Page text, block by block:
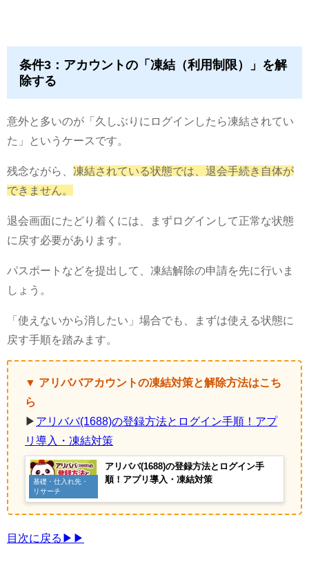
条件3：アカウントの「凍結（利用制限）」を解
除する
意外と多いのが「久しぶりにログインしたら凍結されてい
た」というケースです。
残念ながら、 凍結されている状態では、退会手続き自体が
できません。
退会画面にたどり着くには、まずログインして正常な状態
に戻す必要があります。
パスポートなどを提出して、凍結解除の申請を先に行いま
しょう。
「使えないから消したい」場合でも、まずは使える状態に
戻す手順を踏みます。
▼ アリババアカウントの凍結対策と解除方法はこち
ら
▶ アリババ(1688)の登録方法とログイン手順！アプ
リ導入・凍結対策
基礎・仕入れ先・
リサーチ
アリババ(1688)の登録方法とログイン手
順！アプリ導入・凍結対策
目次に戻る▶▶